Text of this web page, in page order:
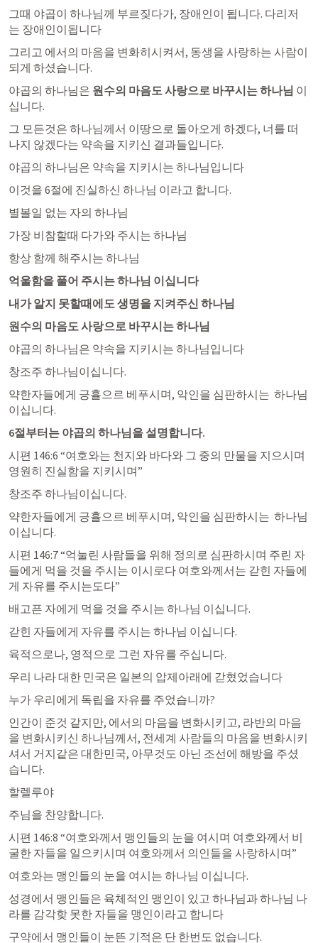
그때 야곱이 하나님께 부르짖다가, 장애인이 됩니다. 다리저
는 장애인이됩니다
그리고 에서의 마음을 변화히시켜서, 동생을 사랑하는 사람이
되게 하셨습니다.
야곱의 하나님은 원수의 마음도 사랑으로 바꾸시는 하나님 이
십니다.
그 모든것은 하나님께서 이땅으로 돌아오게 하겠다, 너를 떠
나지 않겠다는 약속을 지키신 결과들입니다.
야곱의 하나님은 약속을 지키시는 하나님입니다
이것을 6절에 진실하신 하나님 이라고 합니다.
별볼일 없는 자의 하나님
가장 비참할때 다가와 주시는 하나님
항상 함께 해주시는 하나님
억울함을 풀어 주시는 하나님 이십니다
내가 알지 못할때에도 생명을 지켜주신 하나님
원수의 마음도 사랑으로 바꾸시는 하나님
야곱의 하나님은 약속을 지키시는 하나님입니다
창조주 하나님이십니다.
약한자들에게 긍휼으르 베푸시며, 악인을 심판하시는  하나님
이십니다.
6절부터는 야곱의 하나님을 설명합니다.
시편 146:6 “여호와는 천지와 바다와 그 중의 만물을 지으시며
영원히 진실함을 지키시며”
창조주 하나님이십니다.
약한자들에게 긍휼으르 베푸시며, 악인을 심판하시는  하나님
이십니다.
시편 146:7 “억눌린 사람들을 위해 정의로 심판하시며 주린 자
들에게 먹을 것을 주시는 이시로다 여호와께서는 갇힌 자들에
게 자유를 주시는도다”
배고픈 자에게 먹을 것을 주시는 하나님 이십니다.
갇힌 자들에게 자유를 주시는 하나님 이십니다.
육적으로나, 영적으로 그런 자유를 주십니다.
우리 나라 대한 민국은 일본의 압제아래에 갇혔었습니다
누가 우리에게 독립을 자유를 주었습니까?
인간이 준것 같지만, 에서의 마음을 변화시키고, 라반의 마음
을 변화시키신 하나님께서, 전세계 사람들의 마음을 변화시키
셔서 거지같은 대한민국, 아무것도 아닌 조선에 해방을 주셨
습니다.
할렐루야
주님을 찬양합니다.
시편 146:8 “여호와께서 맹인들의 눈을 여시며 여호와께서 비
굴한 자들을 일으키시며 여호와께서 의인들을 사랑하시며”
여호와는 맹인들의 눈을 여시는 하나님 이십니다.
성경에서 맹인들은 육체적인 맹인이 있고 하나님과 하나님 나
라를 감각핮 못한 자들을 맹인이라고 합니다
구약에서 맹인들이 눈뜬 기적은 단 한번도 없습니다.